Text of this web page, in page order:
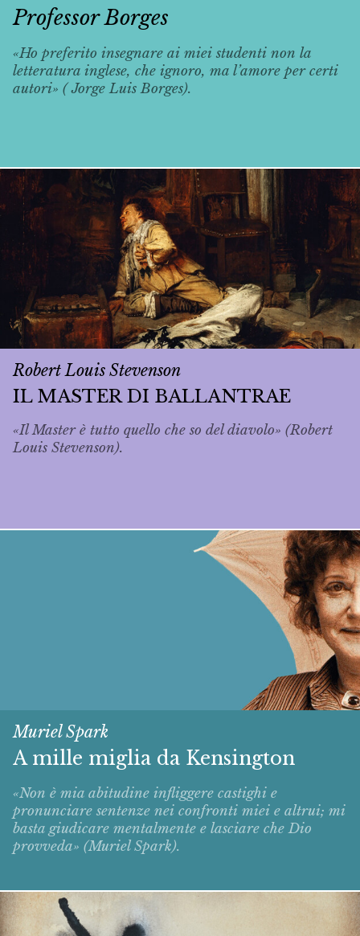
Professor Borges
«Ho preferito insegnare ai miei studenti non la
letteratura inglese, che ignoro, ma l’amore per certi
autori» ( Jorge Luis Borges).
Robert Louis Stevenson
IL MASTER DI BALLANTRAE
«Il Master è tutto quello che so del diavolo» (Robert
Louis Stevenson).
Muriel Spark
A mille miglia da Kensington
«Non è mia abitudine infliggere castighi e
pronunciare sentenze nei confronti miei e altrui; mi
basta giudicare mentalmente e lasciare che Dio
provveda» (Muriel Spark).